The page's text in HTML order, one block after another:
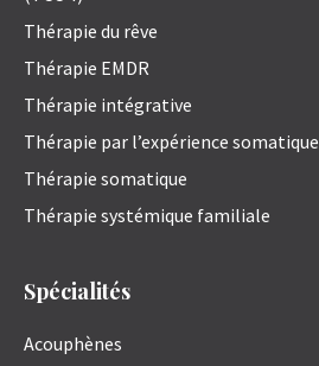
Thérapie du rêve
Thérapie EMDR
Thérapie intégrative
Thérapie par l’expérience somatique
Thérapie somatique
Thérapie systémique familiale
Spécialités
Acouphènes